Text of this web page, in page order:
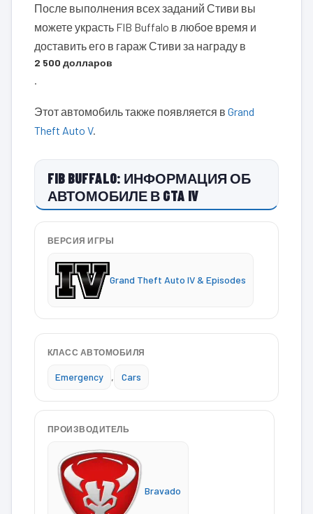
После выполнения всех заданий Стиви вы
можете украсть FIB Buffalo в любое время и
доставить его в гараж Стиви за награду в
2 500 долларов
.
Этот автомобиль также появляется в Grand
Theft Auto V.
FIB BUFFALO: ИНФОРМАЦИЯ ОБ
АВТОМОБИЛЕ В GTA IV
ВЕРСИЯ ИГРЫ
Grand Theft Auto IV & Episodes
КЛАСС АВТОМОБИЛЯ
Emergency , Cars
ПРОИЗВОДИТЕЛЬ
Bravado